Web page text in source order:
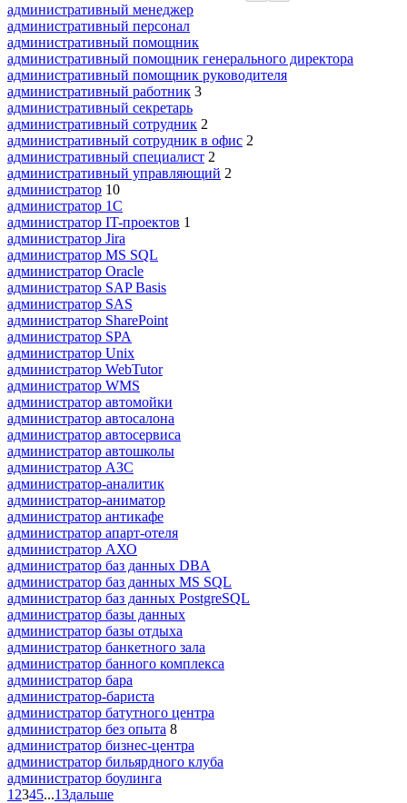
административный менеджер
административный персонал
административный помощник
административный помощник генерального директора
административный помощник руководителя
административный работник 3
административный секретарь
административный сотрудник 2
административный сотрудник в офис 2
административный специалист 2
административный управляющий 2
администратор 10
администратор 1С
администратор IT-проектов 1
администратор Jira
администратор MS SQL
администратор Oracle
администратор SAP Basis
администратор SAS
администратор SharePoint
администратор SPA
администратор Unix
администратор WebTutor
администратор WMS
администратор автомойки
администратор автосалона
администратор автосервиса
администратор автошколы
администратор АЗС
администратор-аналитик
администратор-аниматор
администратор антикафе
администратор апарт-отеля
администратор АХО
администратор баз данных DBA
администратор баз данных MS SQL
администратор баз данных PostgreSQL
администратор базы данных
администратор базы отдыха
администратор банкетного зала
администратор банного комплекса
администратор бара
администратор-бариста
администратор батутного центра
администратор без опыта 8
администратор бизнес-центра
администратор бильярдного клуба
администратор боулинга
1 2345...13дальше